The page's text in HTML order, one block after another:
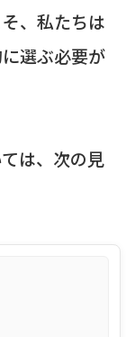
、私たちは
選ぶ必要が
は、次の見